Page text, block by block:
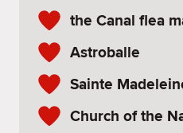
the Canal flea
Astroballe
Sainte
Church of the